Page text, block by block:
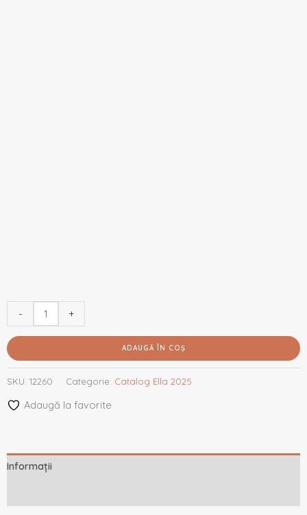
- +
ADAUGĂ ÎN COȘ
SKU: 12260 Categorie: Catalog Ella 2025
Adaugă la favorite
Informații